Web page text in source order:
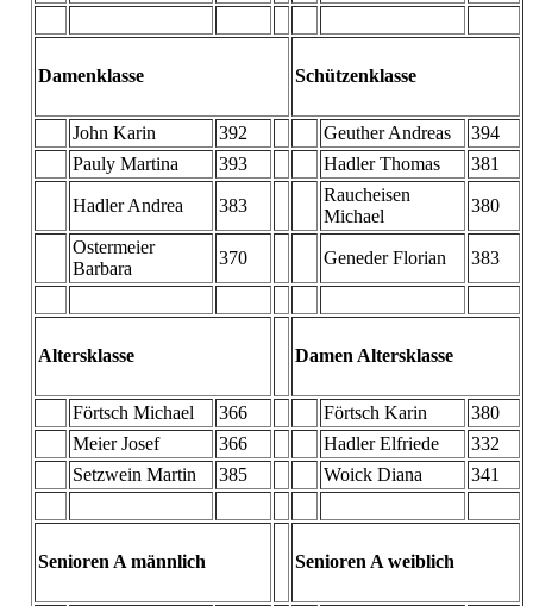
Damenklasse Schützenklasse
John Karin 392 Geuther Andreas
394
Pauly Martina
393 Hadler Thomas 381
Hadler Andrea 383
Raucheisen
Michael
380
Ostermeier
Barbara
370 Geneder Florian 383
Altersklasse Damen Altersklasse
Förtsch Michael 366 Förtsch Karin
380
Meier Josef
366 Hadler Elfriede
332
Setzwein Martin
385 Woick Diana 341
Senioren A männlich Senioren A weiblich